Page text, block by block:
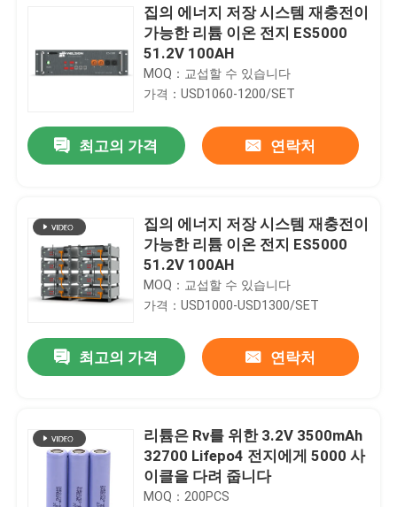
집의 에너지 저장 시스템 재충전이
가능한 리튬 이온 전지 ES5000
51.2V 100AH
MOQ：교섭할 수 있습니다
가격：USD1060-1200/SET
최고의 가격 연락처
집의 에너지 저장 시스템 재충전이
가능한 리튬 이온 전지 ES5000
51.2V 100AH
MOQ：교섭할 수 있습니다
가격：USD1000-USD1300/SET
최고의 가격 연락처
리튬은 Rv를 위한 3.2V 3500mAh
32700 Lifepo4 전지에게 5000 사
이클을 다려 줍니다
MOQ：200PCS